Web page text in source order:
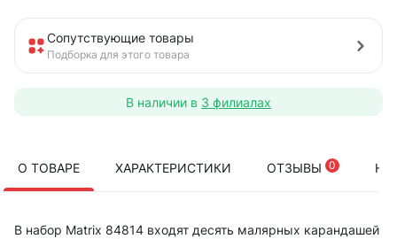
Сопутствующие товары
Подборка для этого товара
В наличии в 3 филиалах
О ТОВАРЕ ХАРАКТЕРИСТИКИ ОТЗЫВЫ 0
В набор Matrix 84814 входят десять малярных карандашей